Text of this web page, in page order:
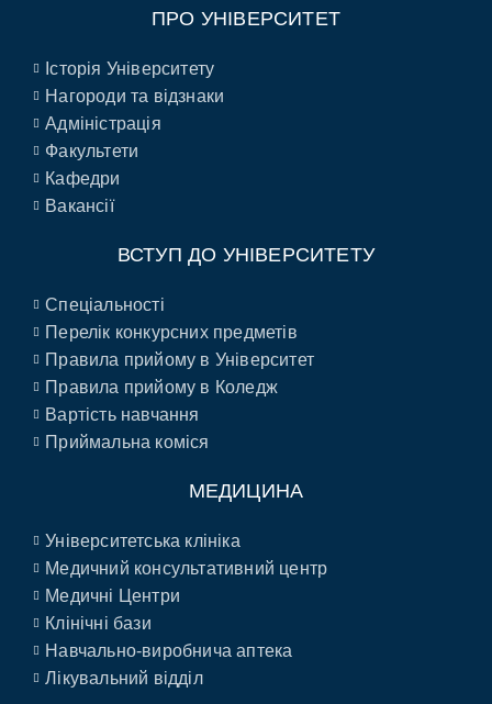
ПРО УНІВЕРСИТЕТ
Історія Університету
Нагороди та відзнаки
Адміністрація
Факультети
Кафедри
Вакансії
ВСТУП ДО УНІВЕРСИТЕТУ
Спеціальності
Перелік конкурсних предметів
Правила прийому в Університет
Правила прийому в Коледж
Вартість навчання
Приймальна коміся
МЕДИЦИНА
Університетська клініка
Медичний консультативний центр
Медичні Центри
Клінічні бази
Навчально-виробнича аптека
Лікувальний відділ